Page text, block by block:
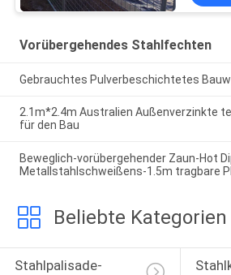
Vorübergehendes Stahlfechten
Gebrauchtes Pulverbeschichtetes
2.1m*2.4m Australien Außenverzinkte
für den Bau
Beweglich-vorübergehender Zaun-Hot
Metallstahlschweißens-1.5m tragbare
Beliebte Kategorien
Stahlpalisade-